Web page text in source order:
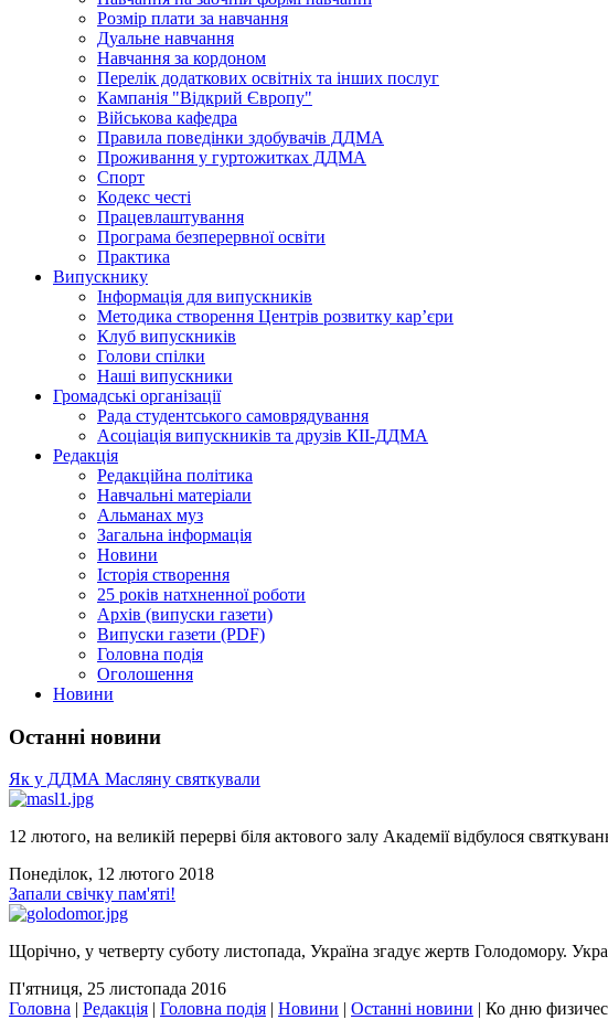
Розмір плати за навчання
Дуальне навчання
Навчання за кордоном
Перелік додаткових освітніх та інших послуг
Кампанія "Відкрий Європу"
Військова кафедра
Правила поведінки здобувачів ДДМА
Проживання у гуртожитках ДДМА
Спорт
Кодекс честі
Працевлаштування
Програма безперервної освіти
Практика
Випускнику
Інформація для випускників
Методика створення Центрів розвитку кар’єри
Клуб випускників
Голови спілки
Наші випускники
Громадські організації
Рада студентського самоврядування
Асоціація випускників та друзів КІІ-ДДМА
Редакція
Редакційна політика
Навчальні матеріали
Альманах муз
Загальна інформація
Новини
Історія створення
25 років натхненної роботи
Архів (випуски газети)
Випуски газети (PDF)
Головна подія
Оголошення
Новини
Останні новини
Як у ДДМА Масляну святкували
12 лютого, на великій перерві біля актового залу Академії відбулося
Понеділок, 12 лютого 2018
Запали свічку пам'яті!
Щорічно, у четверту суботу листопада, Україна згадує жертв Голодомору.
П'ятниця, 25 листопада 2016
Головна | Редакція | Головна подія | Новини | Останні новини | Ко дню